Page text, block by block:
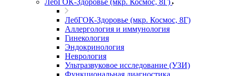
ЛебГОК-Здоровье (мкр. Космос, 8Г)
ЛебГОК-Здоровье (мкр. Космос, 8Г)
Аллергология и иммунология
Гинекология
Эндокринология
Неврология
Ультразвуковое исследование (УЗИ)
Функциональная диагностика